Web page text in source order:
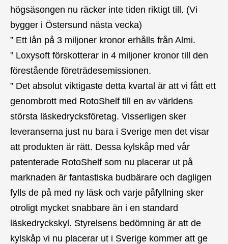
högsäsongen nu räcker inte tiden riktigt till. (Vi
bygger i Östersund nästa vecka)
” Ett lån på 3 miljoner kronor erhålls från Almi.
” Loxysoft förskotterar in 4 miljoner kronor till den
förestående företrädesemissionen.
” Det absolut viktigaste detta kvartal är att vi fått ett
genombrott med RotoShelf till en av världens
största läskedrycksföretag. Visserligen sker
leveranserna just nu bara i Sverige men det visar
att produkten är rätt. Dessa kylskåp med vår
patenterade RotoShelf som nu placerar ut på
marknaden är fantastiska budbärare och dagligen
fylls de på med ny läsk och varje påfyllning sker
otroligt mycket snabbare än i en standard
läskedryckskyl. Styrelsens bedömning är att de
kylskåp vi nu placerar ut i Sverige kommer att ge